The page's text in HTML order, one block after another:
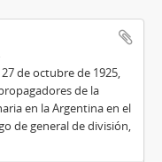
de octubre de 1925,
de la
en la Argentina en el
de general de división,